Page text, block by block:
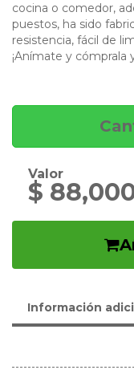
cocina o comedor,
puestos, ha sido
resistencia, fácil de
¡Anímate y cómprala
Valor
$
Información